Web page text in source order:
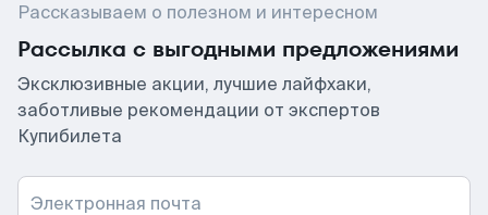
Рассказываем о полезном и интересном
Рассылка с выгодными предложениями
Эксклюзивные акции, лучшие лайфхаки,
заботливые рекомендации от экспертов
Купибилета
Электронная почта